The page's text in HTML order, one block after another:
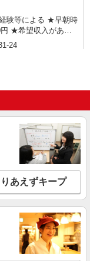
よる ★早朝時
★希望収入があり
希望条件に合うか
外手当別途支給 ★上
含みます。 ★働きが
域により異なる）
24
による ★早朝時
円 ★希望収入があり
ば希望条件に合うか
外手当別途支給 ★上
含みます。 ★働きが
域により異なる）
円
細を見る
ルバイト・パート】
りあえずキープ